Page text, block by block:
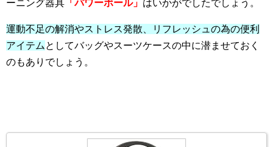
ーニング器具 「パワーボール」 はいかがでしたでしょう。
運動不足の解消やストレス発散、リフレッシュの為の便利
アイテム としてバッグやスーツケースの中に潜ませておく
のもありでしょう。